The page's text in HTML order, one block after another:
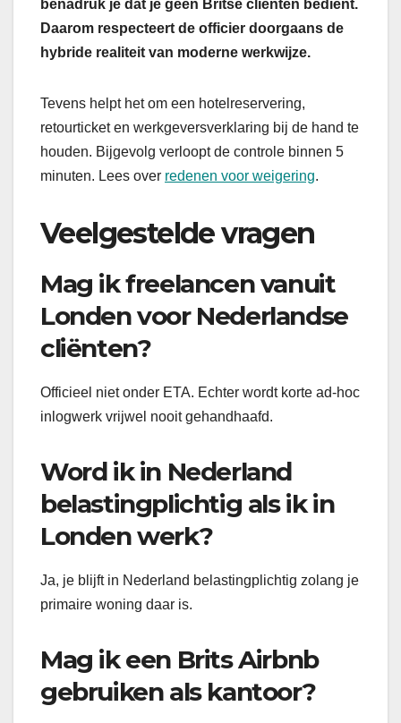
benadruk je dat je geen Britse cliënten bedient.
Daarom respecteert de officier doorgaans de
hybride realiteit van moderne werkwijze.
Tevens helpt het om een hotelreservering,
retourticket en werkgeversverklaring bij de hand te
houden. Bijgevolg verloopt de controle binnen 5
minuten. Lees over redenen voor weigering.
Veelgestelde vragen
Mag ik freelancen vanuit
Londen voor Nederlandse
cliënten?
Officieel niet onder ETA. Echter wordt korte ad-hoc
inlogwerk vrijwel nooit gehandhaafd.
Word ik in Nederland
belastingplichtig als ik in
Londen werk?
Ja, je blijft in Nederland belastingplichtig zolang je
primaire woning daar is.
Mag ik een Brits Airbnb
gebruiken als kantoor?